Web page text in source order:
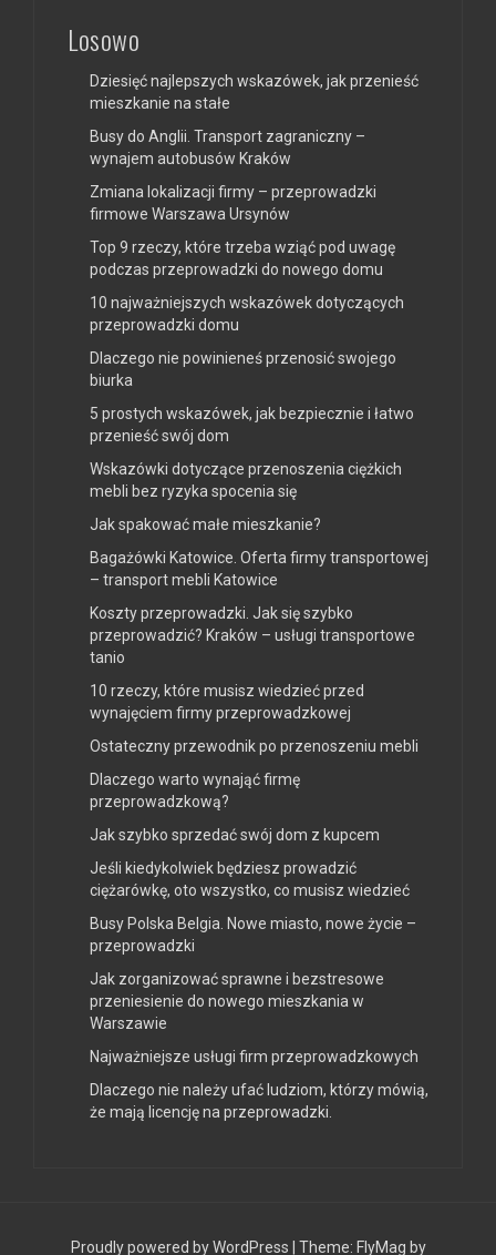
Losowo
Dziesięć najlepszych wskazówek, jak przenieść
mieszkanie na stałe
Busy do Anglii. Transport zagraniczny –
wynajem autobusów Kraków
Zmiana lokalizacji firmy – przeprowadzki
firmowe Warszawa Ursynów
Top 9 rzeczy, które trzeba wziąć pod uwagę
podczas przeprowadzki do nowego domu
10 najważniejszych wskazówek dotyczących
przeprowadzki domu
Dlaczego nie powinieneś przenosić swojego
biurka
5 prostych wskazówek, jak bezpiecznie i łatwo
przenieść swój dom
Wskazówki dotyczące przenoszenia ciężkich
mebli bez ryzyka spocenia się
Jak spakować małe mieszkanie?
Bagażówki Katowice. Oferta firmy transportowej
– transport mebli Katowice
Koszty przeprowadzki. Jak się szybko
przeprowadzić? Kraków – usługi transportowe
tanio
10 rzeczy, które musisz wiedzieć przed
wynajęciem firmy przeprowadzkowej
Ostateczny przewodnik po przenoszeniu mebli
Dlaczego warto wynająć firmę
przeprowadzkową?
Jak szybko sprzedać swój dom z kupcem
Jeśli kiedykolwiek będziesz prowadzić
ciężarówkę, oto wszystko, co musisz wiedzieć
Busy Polska Belgia. Nowe miasto, nowe życie –
przeprowadzki
Jak zorganizować sprawne i bezstresowe
przeniesienie do nowego mieszkania w
Warszawie
Najważniejsze usługi firm przeprowadzkowych
Dlaczego nie należy ufać ludziom, którzy mówią,
że mają licencję na przeprowadzki.
Proudly powered by WordPress Theme: FlyMag by